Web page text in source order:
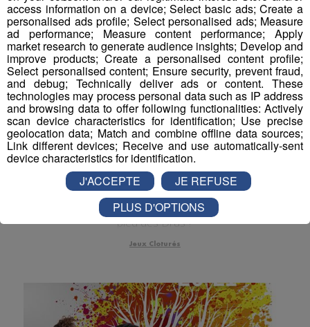
Jeu | Gagnez une nuit
exceptionnelle dans une bulle au
pied des Drus
Qui ne rêve pas de passer une nuit exceptionnelle au
pied des Drus ?
Jeux Cloturés
access information on a device; Select basic ads; Create a
personalised ads profile; Select personalised ads; Measure
ad performance; Measure content performance; Apply
market research to generate audience insights; Develop and
improve products; Create a personalised content profile;
Select personalised content; Ensure security, prevent fraud,
and debug; Technically deliver ads or content. These
technologies may process personal data such as IP address
and browsing data to offer following functionalities: Actively
scan device characteristics for identification; Use precise
geolocation data; Match and combine offline data sources;
Link different devices; Receive and use automatically-sent
device characteristics for identification.
J'ACCEPTE
JE REFUSE
PLUS D'OPTIONS